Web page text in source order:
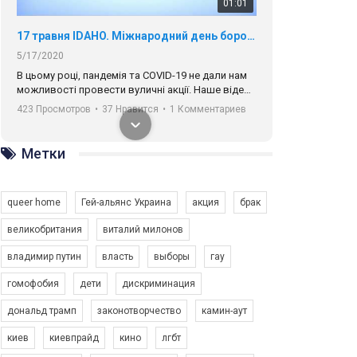
01:01
17 травня IDAHO. Міжнародний день боротьби з гомофобією трансфобією і біфобія.
5/17/2020
В цьому році, пандемія та COVІD-19 не дали нам
можливості провести вуличні акції. Наше відео-
звернення про те, що навіть коли ми у різних
містах та не можемо зустрінеться, ми разом. Ми
закликаємо всіх хто поділяє цінності рівності та
солідарності, приєднатися до нас. Регіональні
підрозділи ГАУ є в 16 областях України.
423 Просмотров • 37 Нравится • 1 Комментариев
Зупинимо насильство проти ЛГБТ в Україні! Stop violence against LGBT in Ukraine!
Емоційний та вражаючий промо-ролік на
Метки
queer home Гей-альянс Украина акция брак
великобритания виталий милонов
владимир путин власть выборы гау
гомофобия дети дискриминация
дональд трамп законотворчество камин-аут
киев киевпрайд кино лгбт